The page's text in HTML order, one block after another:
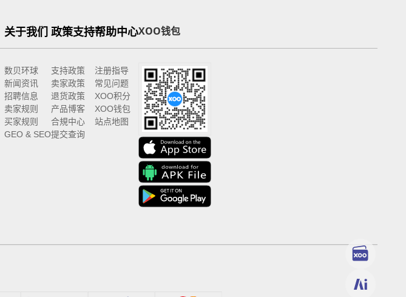
关于我们
数贝环球
新闻资讯
招聘信息
卖家规则
买家规则
GEO & SEO
政策支持
支持政策
卖家政策
退货政策
产品博客
合規中心
提交查询
帮助中心
注册指导
常见问题
XOO积分
XOO钱包
站点地图
XOO钱包